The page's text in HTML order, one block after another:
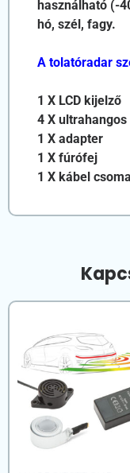
használható (-
hó, szél, fagy.
A tolatóradar
1 X LCD kijelző
4 X
1 X adapter
1 X fúrófej
1 X kábel